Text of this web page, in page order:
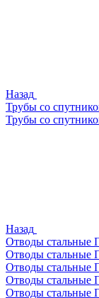
Назад
Трубы со
Трубы со
Назад
Отводы
Отводы
Отводы
Отводы
Отводы